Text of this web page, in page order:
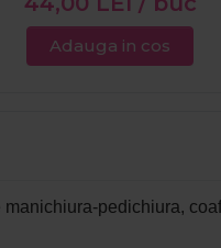
Adauga in cos
pedichiura,